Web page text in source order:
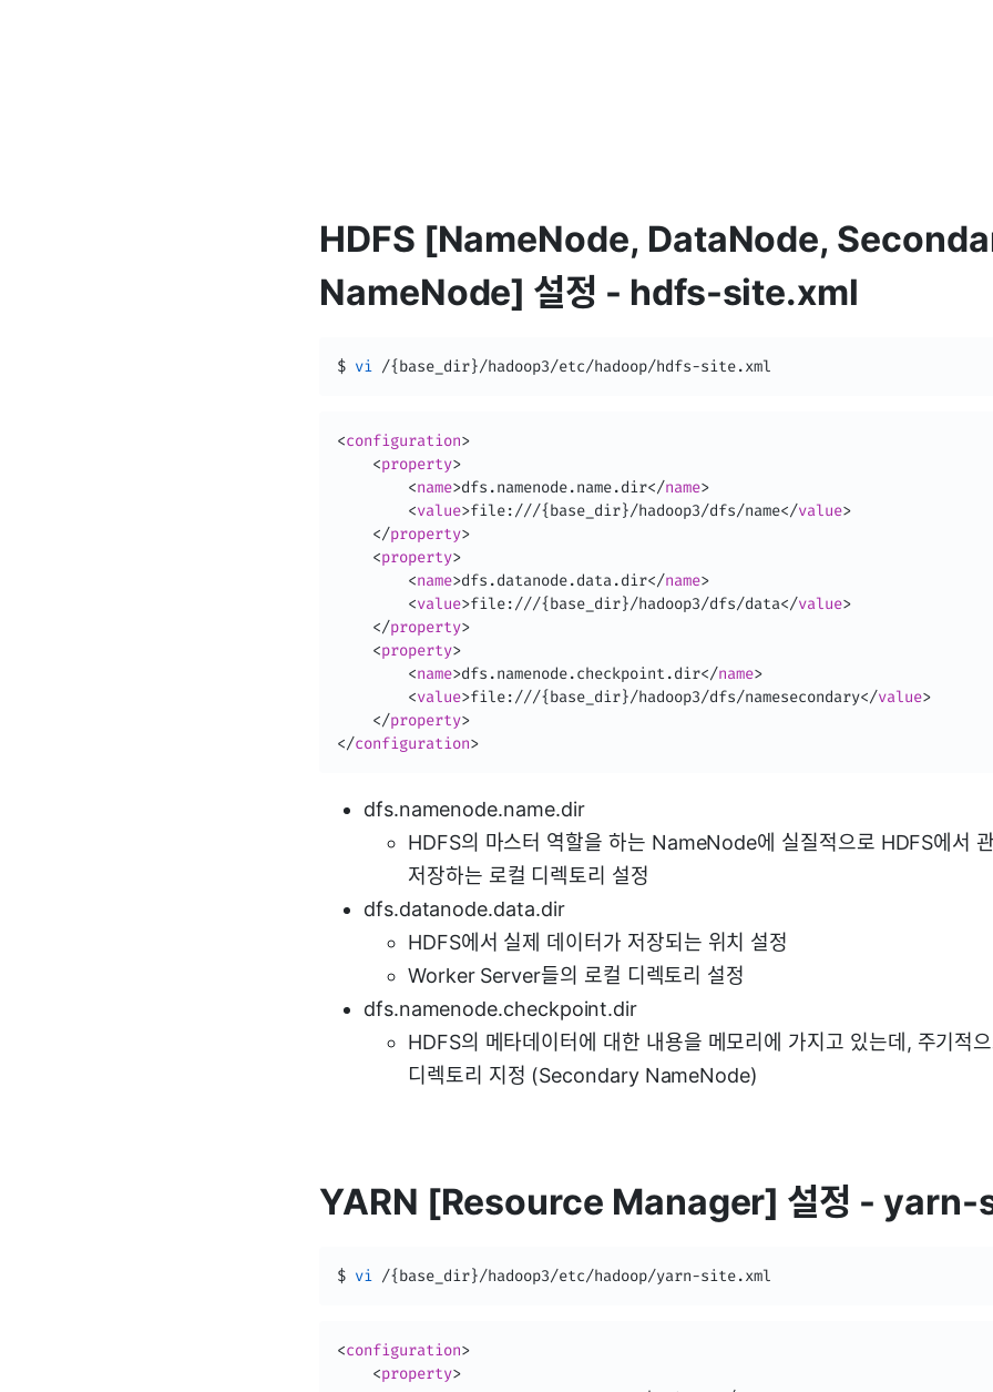
HDFS [NameNode, DataNode,
NameNode] 설정 - hdfs-site.xml
$ vi /{base_dir}/hadoop3/etc/hadoop/hdfs-site.xml
<configuration>
<property>
<name>dfs.namenode.name.dir</name>
<value>file:///{base_dir}/hadoop3/dfs/name</value>
</property>
<property>
<name>dfs.datanode.data.dir</name>
<value>file:///{base_dir}/hadoop3/dfs/data</value>
</property>
<property>
<name>dfs.namenode.checkpoint.dir</name>
<value>file:///{base_dir}/hadoop3/dfs/namesecondary</value>
</property>
</configuration>
dfs.namenode.name.dir
HDFS의 마스터 역할을 하는 NameNode에 실질적으로 HDFS에서
저장하는 로컬 디렉토리 설정
dfs.datanode.data.dir
HDFS에서 실제 데이터가 저장되는 위치 설정
Worker Server들의 로컬 디렉토리 설정
dfs.namenode.checkpoint.dir
HDFS의 메타데이터에 대한 내용을 메모리에 가지고 있는데, 주기적
디렉토리 지정 (Secondary NameNode)
YARN [Resource Manager] 설정 -
$ vi /{base_dir}/hadoop3/etc/hadoop/yarn-site.xml
<configuration>
<property>